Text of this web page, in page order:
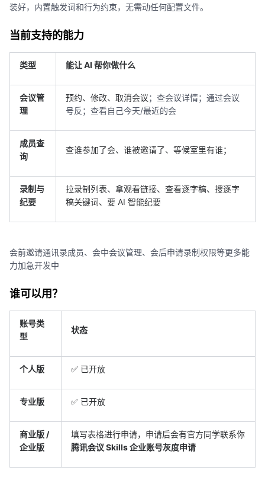
装好，内置触发词和行为约束，无需动任何配置文件。
当前支持的能力
类型 能让 AI 帮你做什么
会议管
理
预约、修改、取消会议；查会议详情；通过会议
号反；查看自己今天/最近的会
成员查
询
查谁参加了会、谁被邀请了、等候室里有谁；
录制与
纪要
拉录制列表、拿观看链接、查看逐字稿、搜逐字
稿关键词、要 AI 智能纪要
会前邀请通讯录成员、会中会议管理、会后申请录制权限等更多能
力加急开发中
谁可以用？
账号类
型
状态
个人版 ✅ 已开放
专业版 ✅ 已开放
商业版 /
企业版
填写表格进行申请，申请后会有官方同学联系你
腾讯会议 Skills 企业账号灰度申请